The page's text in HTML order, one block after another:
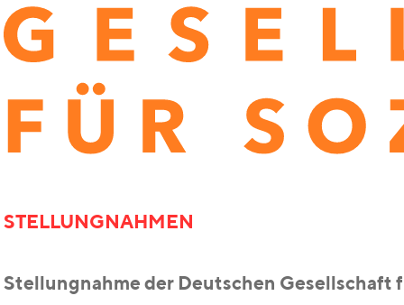
STELLUNGNAHMEN
Stellungnahme der Deutschen Gesellschaft